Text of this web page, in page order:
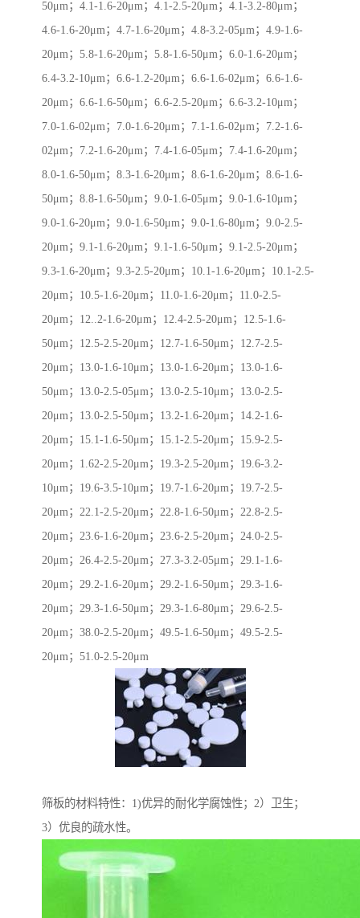
50μm；4.1-1.6-20μm；4.1-2.5-20μm；4.1-3.2-80μm；
4.6-1.6-20μm；4.7-1.6-20μm；4.8-3.2-05μm；4.9-1.6-
20μm；5.8-1.6-20μm；5.8-1.6-50μm；6.0-1.6-20μm；
6.4-3.2-10μm；6.6-1.2-20μm；6.6-1.6-02μm；6.6-1.6-
20μm；6.6-1.6-50μm；6.6-2.5-20μm；6.6-3.2-10μm；
7.0-1.6-02μm；7.0-1.6-20μm；7.1-1.6-02μm；7.2-1.6-
02μm；7.2-1.6-20μm；7.4-1.6-05μm；7.4-1.6-20μm；
8.0-1.6-50μm；8.3-1.6-20μm；8.6-1.6-20μm；8.6-1.6-
50μm；8.8-1.6-50μm；9.0-1.6-05μm；9.0-1.6-10μm；
9.0-1.6-20μm；9.0-1.6-50μm；9.0-1.6-80μm；9.0-2.5-
20μm；9.1-1.6-20μm；9.1-1.6-50μm；9.1-2.5-20μm；
9.3-1.6-20μm；9.3-2.5-20μm；10.1-1.6-20μm；10.1-2.5-
20μm；10.5-1.6-20μm；11.0-1.6-20μm；11.0-2.5-
20μm；12..2-1.6-20μm；12.4-2.5-20μm；12.5-1.6-
50μm；12.5-2.5-20μm；12.7-1.6-50μm；12.7-2.5-
20μm；13.0-1.6-10μm；13.0-1.6-20μm；13.0-1.6-
50μm；13.0-2.5-05μm；13.0-2.5-10μm；13.0-2.5-
20μm；13.0-2.5-50μm；13.2-1.6-20μm；14.2-1.6-
20μm；15.1-1.6-50μm；15.1-2.5-20μm；15.9-2.5-
20μm；1.62-2.5-20μm；19.3-2.5-20μm；19.6-3.2-
10μm；19.6-3.5-10μm；19.7-1.6-20μm；19.7-2.5-
20μm；22.1-2.5-20μm；22.8-1.6-50μm；22.8-2.5-
20μm；23.6-1.6-20μm；23.6-2.5-20μm；24.0-2.5-
20μm；26.4-2.5-20μm；27.3-3.2-05μm；29.1-1.6-
20μm；29.2-1.6-20μm；29.2-1.6-50μm；29.3-1.6-
20μm；29.3-1.6-50μm；29.3-1.6-80μm；29.6-2.5-
20μm；38.0-2.5-20μm；49.5-1.6-50μm；49.5-2.5-
20μm；51.0-2.5-20μm
筛板的材料特性：1)优异的耐化学腐蚀性；2）卫生；
3）优良的疏水性。